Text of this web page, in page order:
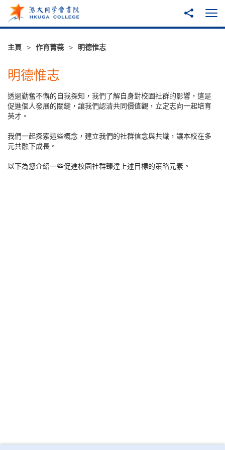
跳至主內容
分享到
打
主頁 作育菁莪 明德惟志
明德惟志
透過勤奮不懈的自我探知，我們了解自身對校園社群的影響，這是
促進個人發展的關鍵，讓我們認清共同價值觀，立定志向一起培育
英才。
我們一起探索這些概念，建立我們的社群信念與共識，讓本校在多
元共融下成長。
以下為您介紹一些促進校園社群臻達上述目標的策略元素。